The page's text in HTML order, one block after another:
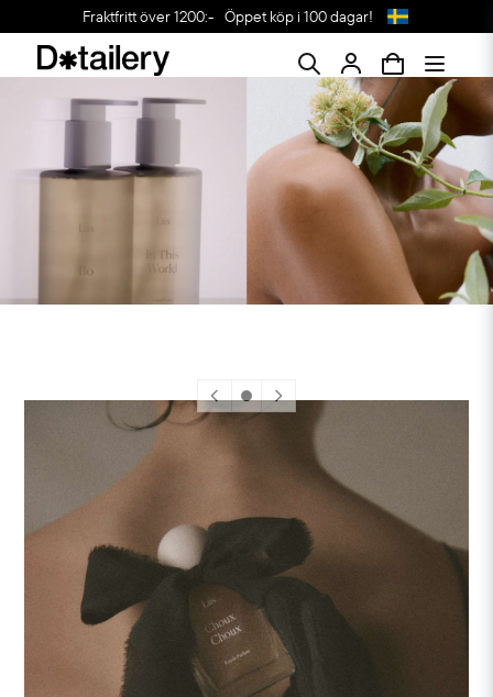
Fraktfritt över 1200:- Öppet köp i 100 dagar!